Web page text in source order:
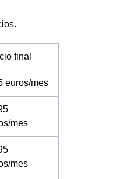
final
euros/mes
mes
mes